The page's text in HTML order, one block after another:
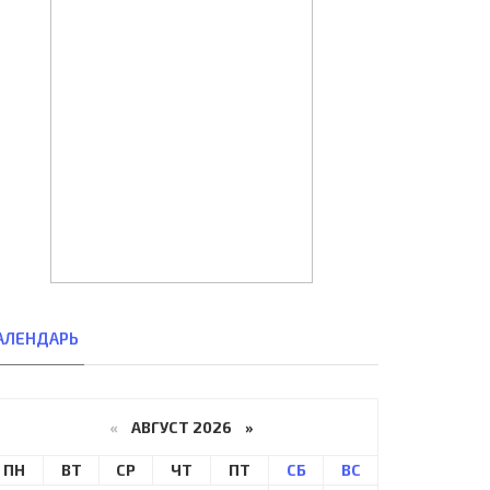
« АВГУСТ 2026 »
ПН ВТ СР ЧТ ПТ СБ ВС